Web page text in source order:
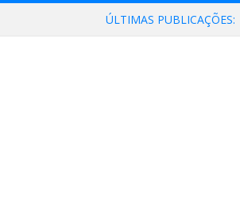
ÚLTIMAS PUBLICAÇÕES: